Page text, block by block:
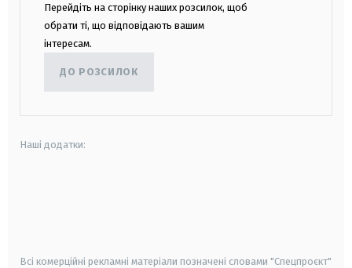
Перейдіть на сторінку наших розсилок, щоб
обрати ті, що відповідають вашим
інтересам.
ДО РОЗСИЛОК
Наші додатки:
Всі комерційні рекламні матеріали позначені словами "Спецпроєкт"